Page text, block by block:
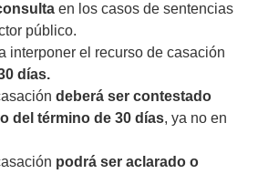
en los casos de sentencias
público.
interponer el recurso de casación
días.
deberá ser contestado
del término de 30 días, ya no en
podrá ser aclarado o